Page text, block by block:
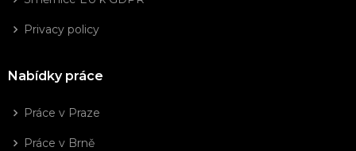
Privacy policy
Nabídky práce
Práce v Praze
Práce v Brně